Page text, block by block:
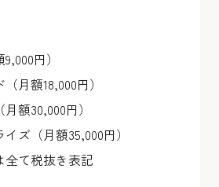
円）
月額18,000円）
額30,000円）
ズ（月額35,000円）
て税抜き表記